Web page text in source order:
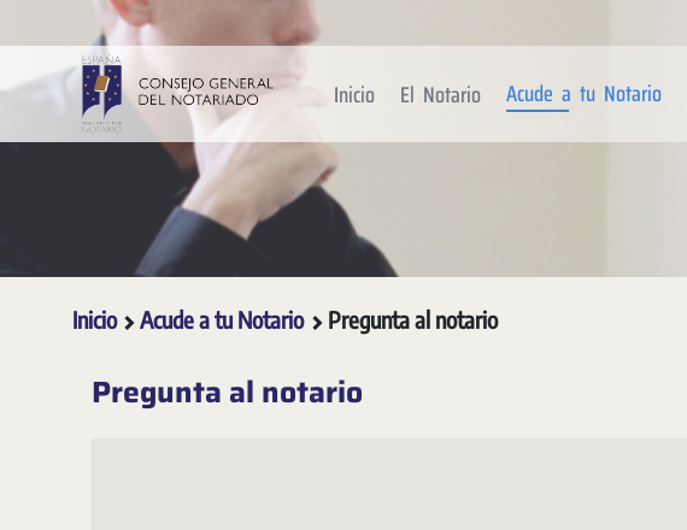
Saltar al contenido principal
Inicio El Notario Acude a tu Notario
Inicio Acude a tu Notario Pregunta al notario
Pregunta al notario